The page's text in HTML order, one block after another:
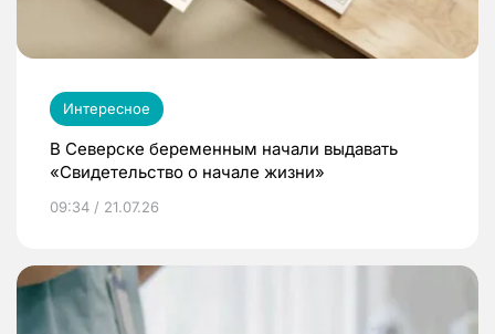
Интересное
В Северске беременным начали выдавать
«Свидетельство о начале жизни»
09:34 / 21.07.26